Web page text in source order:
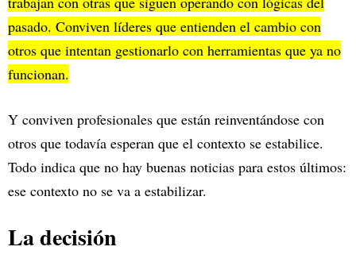
pasado. Conviven líderes que entienden el cambio con
otros que intentan gestionarlo con herramientas que ya no
funcionan.
Y conviven profesionales que están reinventándose con
otros que todavía esperan que el contexto se estabilice.
Todo indica que no hay buenas noticias para estos últimos:
ese contexto no se va a estabilizar.
La decisión